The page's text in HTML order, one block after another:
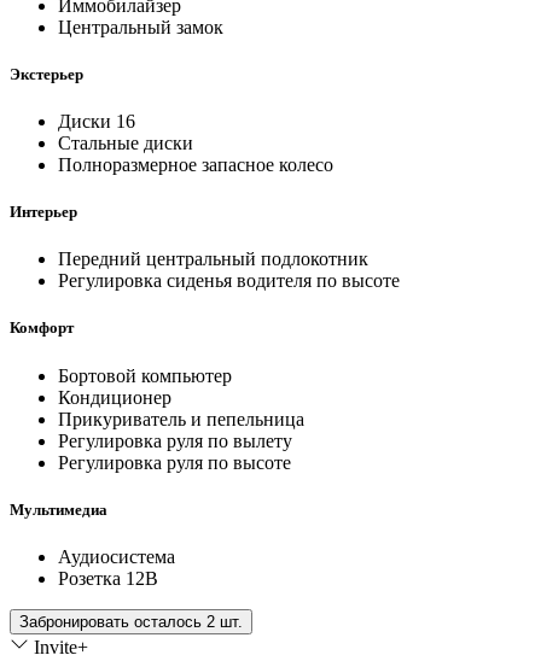
Иммобилайзер
Центральный замок
Экстерьер
Диски 16
Стальные диски
Полноразмерное запасное колесо
Интерьер
Передний центральный подлокотник
Регулировка сиденья водителя по высоте
Комфорт
Бортовой компьютер
Кондиционер
Прикуриватель и пепельница
Регулировка руля по вылету
Регулировка руля по высоте
Мультимедиа
Аудиосистема
Розетка 12В
Забронировать осталось 2 шт.
Invite+